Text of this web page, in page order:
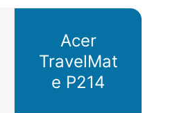
Acer
TravelMat
e P214